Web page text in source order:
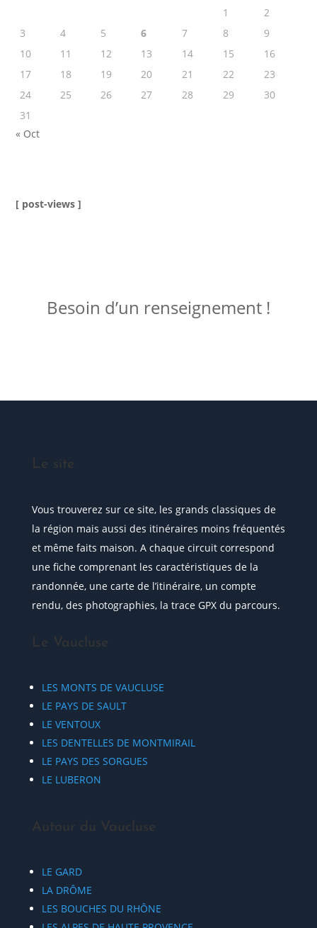
1
2
3
4 5 6 7 8
9
10
11 12 13 14 15
16
17
18 19 20 21 22
23
24
25 26 27 28 29
30
31
« Oct
[ post-views ]
Besoin d’un renseignement !
Le site
Vous trouverez sur ce site, les grands classiques de
la région mais aussi des itinéraires moins fréquentés
et même faits maison. A chaque circuit correspond
une fiche comprenant les caractéristiques de la
randonnée, une carte de l’itinéraire, un compte
rendu, des photographies, la trace GPX du parcours.
Le Vaucluse
LES MONTS DE VAUCLUSE
LE PAYS DE SAULT
LE VENTOUX
LES DENTELLES DE MONTMIRAIL
LE PAYS DES SORGUES
LE LUBERON
Autour du Vaucluse
LE GARD
LA DRÔME
LES BOUCHES DU RHÔNE